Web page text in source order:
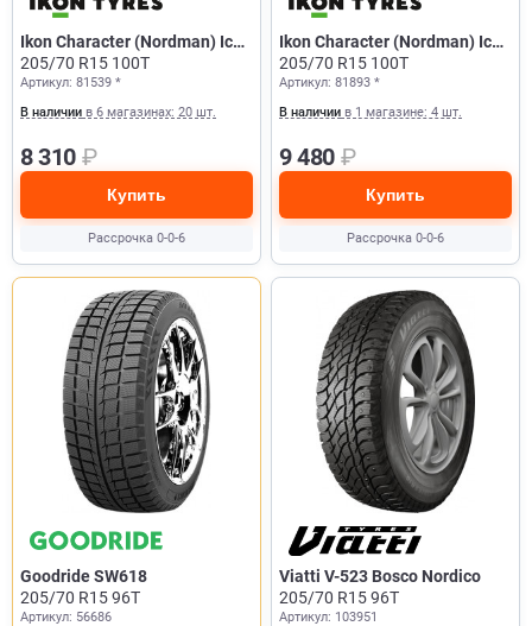
Ikon Character (Nordman) Ice
7 SUV
205/70 R15 100T
Артикул: 81539 *
В наличии в 6 магазинах: 20 шт.
8 310 ₽
Купить
Рассрочка 0-0-6
Ikon Character (Nordman) Ice
8
205/70 R15 100T
Артикул: 81893 *
В наличии в 1 магазине: 4 шт.
9 480 ₽
Купить
Рассрочка 0-0-6
Goodride SW618
205/70 R15 96T
Артикул: 56686
Viatti V-523 Bosco Nordico
205/70 R15 96T
Артикул: 103951